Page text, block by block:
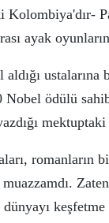
ayak
ustalarına
Nobel ödülü
mektuptaki
romanların
dünyayı